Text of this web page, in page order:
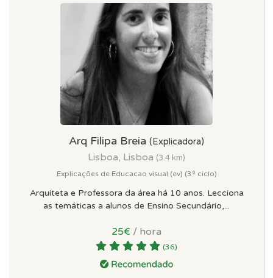
Arq Filipa Breia (Explicadora)
Lisboa, Lisboa (3.4 km)
Explicações de Educacao visual (ev) (3º ciclo)
Arquiteta e Professora da área há 10 anos. Lecciona
as temáticas a alunos de Ensino Secundário,...
25€ / hora
(36)